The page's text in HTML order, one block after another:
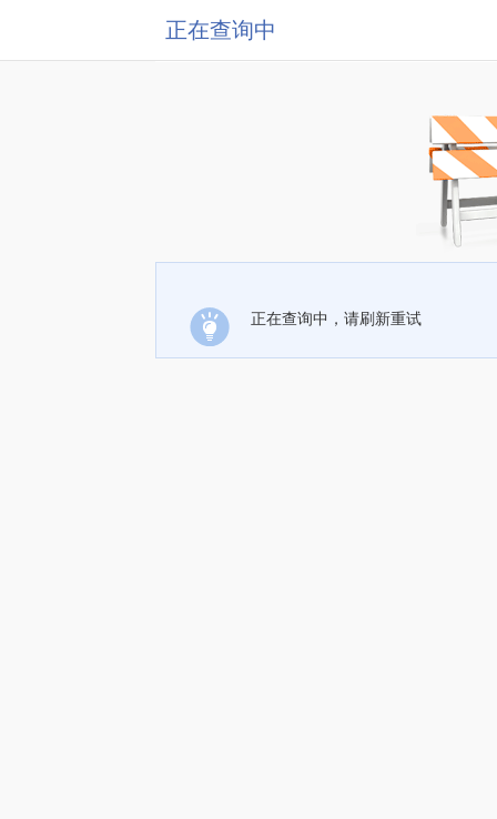
正在查询中
正在查询中，请刷新重试